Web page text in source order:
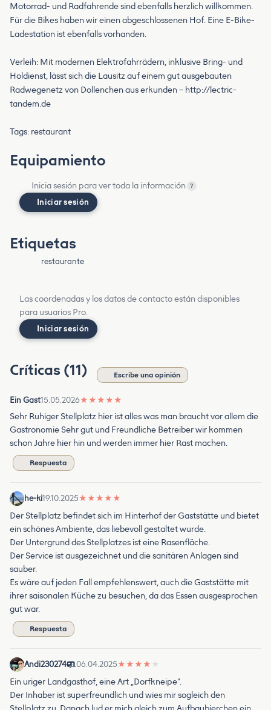
Motorrad- und Radfahrende sind ebenfalls herzlich willkommen.
Für die Bikes haben wir einen abgeschlossenen Hof. Eine E-Bike-
Ladestation ist ebenfalls vorhanden.
Verleih: Mit modernen Elektrofahrrädern, inklusive Bring- und
Holdienst, lässt sich die Lausitz auf einem gut ausgebauten
Radwegenetz von Dollenchen aus erkunden – http://lectric-
tandem.de
Tags: restaurant
Equipamiento
Inicia sesión para ver toda la información ?
Iniciar sesión
Etiquetas
restaurante
Las coordenadas y los datos de contacto están disponibles
para usuarios Pro.
Iniciar sesión
Críticas (11) Escribe una opinión
Ein Gast15.05.2026★ ★ ★ ★ ★
Sehr Ruhiger Stellplatz hier ist alles was man braucht vor allem die
Gastronomie Sehr gut und Freundliche Betreiber wir kommen
schon Jahre hier hin und werden immer hier Rast machen.
Respuesta
he-ki19.10.2025★ ★ ★ ★ ★
Der Stellplatz befindet sich im Hinterhof der Gaststätte und bietet
ein schönes Ambiente, das liebevoll gestaltet wurde.
Der Untergrund des Stellplatzes ist eine Rasenfläche.
Der Service ist ausgezeichnet und die sanitären Anlagen sind
sauber.
Es wäre auf jeden Fall empfehlenswert, auch die Gaststätte mit
ihrer saisonalen Küche zu besuchen, da das Essen ausgesprochen
gut war.
Respuesta
Andi230274 06.04.2025★ ★ ★ ★ ★
Ein uriger Landgasthof, eine Art „Dorfkneipe“.
Der Inhaber ist superfreundlich und wies mir sogleich den